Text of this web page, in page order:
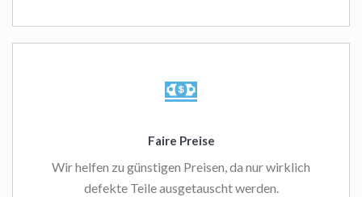
Faire Preise
Wir helfen zu günstigen Preisen, da nur wirklich
defekte Teile ausgetauscht werden.